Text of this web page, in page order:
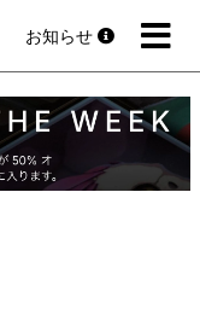
お知らせ